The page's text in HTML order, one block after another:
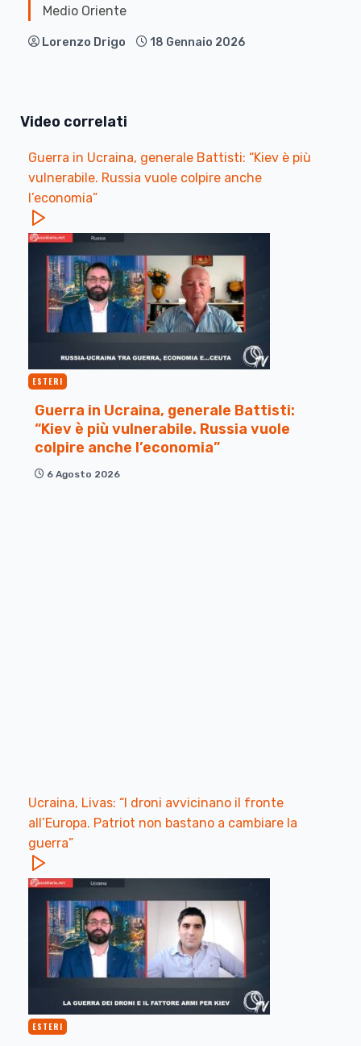
Medio Oriente
Lorenzo Drigo 18 Gennaio 2026
Video correlati
Guerra in Ucraina, generale Battisti: “Kiev è più
vulnerabile. Russia vuole colpire anche
l’economia”
ESTERI
Guerra in Ucraina, generale Battisti:
“Kiev è più vulnerabile. Russia vuole
colpire anche l’economia”
6 Agosto 2026
Ucraina, Livas: “I droni avvicinano il fronte
all’Europa. Patriot non bastano a cambiare la
guerra”
ESTERI